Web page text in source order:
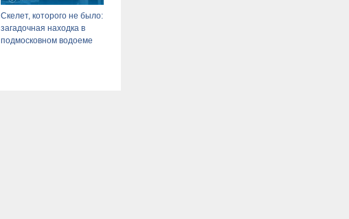
Скелет, которого не было:
загадочная находка в
подмосковном водоеме